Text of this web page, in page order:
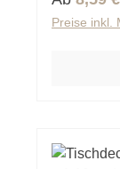
Preise inkl.